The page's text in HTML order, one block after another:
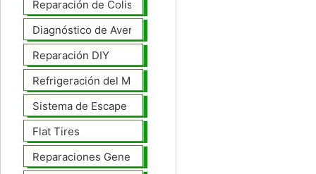
Reparación de Colisiones
Diagnóstico de Averías
Reparación DIY
Refrigeración del Motor
Sistema de Escape
Flat Tires
Reparaciones Generales